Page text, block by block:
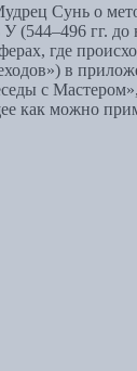
Сунь о
гг.
где
в
с
как можно